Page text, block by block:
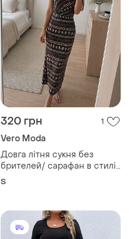
320 грн 1
Vero Moda
Довга літня сукня без
брителей/ сарафан в стилі
бохо
S